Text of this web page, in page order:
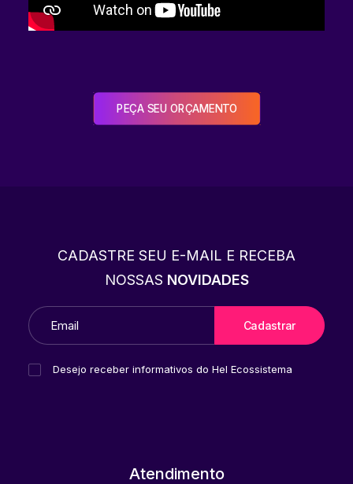
PEÇA SEU ORÇAMENTO
CADASTRE SEU E-MAIL E RECEBA
NOSSAS NOVIDADES
Desejo receber informativos do Hel Ecossistema
Atendimento